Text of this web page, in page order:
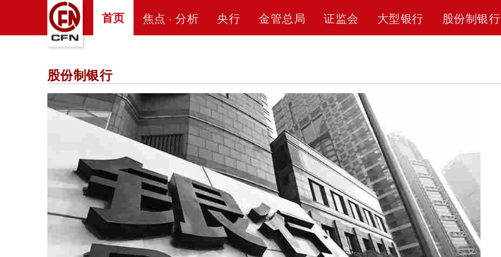
首页 焦点 · 分析 央行 金管总局 证监会 大型银行 股份制银行
股份制银行